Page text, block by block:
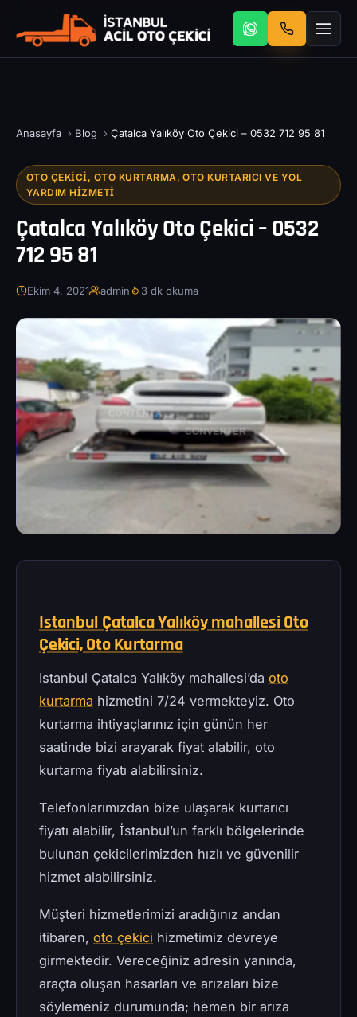
Anasayfa › Blog › Çatalca Yalıköy Oto Çekici – 0532 712 95 81
OTO ÇEKICI, OTO KURTARMA, OTO KURTARICI VE YOL
YARDIM HIZMETI
Çatalca Yalıköy Oto Çekici – 0532
712 95 81
Ekim 4, 2021 admin 3 dk okuma
Istanbul Çatalca Yalıköy mahallesi Oto
Çekici, Oto Kurtarma
Istanbul Çatalca Yalıköy mahallesi’da oto
kurtarma hizmetini 7/24 vermekteyiz. Oto
kurtarma ihtiyaçlarınız için günün her
saatinde bizi arayarak fiyat alabilir, oto
kurtarma fiyatı alabilirsiniz.
Telefonlarımızdan bize ulaşarak kurtarıcı
fiyatı alabilir, İstanbul’un farklı bölgelerinde
bulunan çekicilerimizden hızlı ve güvenilir
hizmet alabilirsiniz.
Müşteri hizmetlerimizi aradığınız andan
itibaren, oto çekici hizmetimiz devreye
girmektedir. Vereceğiniz adresin yanında,
araçta oluşan hasarları ve arızaları bize
söylemeniz durumunda; hemen bir arıza